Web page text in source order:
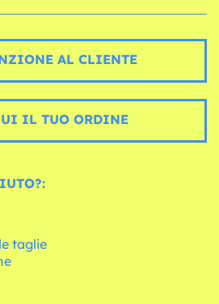
AL CLIENTE
IL TUO ORDINE
taglie